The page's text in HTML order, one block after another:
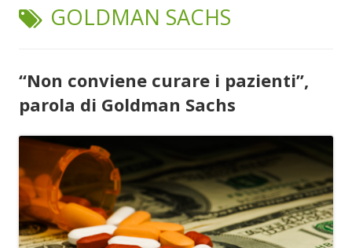
TAG:
GOLDMAN SACHS
“Non conviene curare i pazienti”,
parola di Goldman Sachs